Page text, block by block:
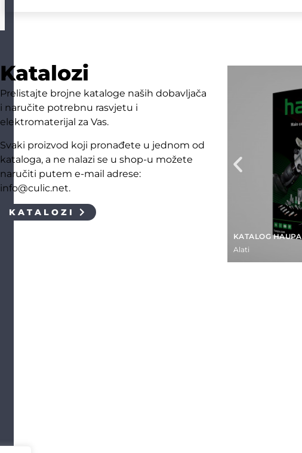
Katalozi
Prelistajte brojne kataloge naših dobavljača
i naručite potrebnu rasvjetu i
elektromaterijal za Vas.
Svaki proizvod koji pronađete u jednom od
kataloga, a ne nalazi se u shop-u možete
naručiti putem e-mail adrese:
info@culic.net.
KATALOZI
KATALOG HAUPA
Alati